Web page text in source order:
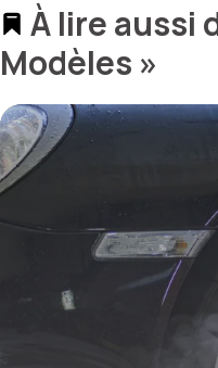
À lire aussi
Modèles »